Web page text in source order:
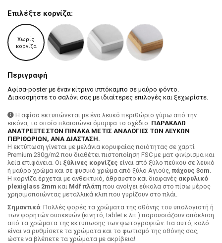
Επιλέξτε κορνίζα:
Χωρίς
κορνίζα
Περιγραφή
Αφίσα-poster με έναν κίτρινο ιππόκαμπο σε μαύρο φόντο.
Διακοσμήστε το σαλόνι σας με ιδιαίτερες επιλογές και ξεχωρίστε.
Η αφίσα εκτυπώνεται με ένα λευκό περιθώριο γύρω από την
εικόνα, το οποίο πλαισιώνει όμορφα το σχέδιο. ΠΑΡΑΚΑΛΩ
ΑΝΑΤΡΕΞΤΕ ΣΤΟΝ ΠΙΝΑΚΑ ΜΕ ΤΙΣ ΑΝΑΛΟΓΙΕΣ ΤΩΝ ΛΕΥΚΩΝ
ΠΕΡΙΘΩΡΙΩΝ, ΑΝΑ ΔΙΑΣΤΑΣΗ.
H εκτύπωση γίνεται με μελάνια κορυφαίας ποιότητας σε χαρτί
Premium 230g/m2 που διαθέτει πιστοποίηση FSC με ματ φινίρισμα και
λεία επιφάνεια. Οι ξύλινες κορνίζες είναι από ξύλο πεύκου σε λευκό
ή μαύρο χρώμα και σε φυσικό χρώμα από ξύλο Αγιούς, πάχους 3cm.
Η κορνίζα έρχεται με ανθεκτικό, άθραυστο και διαφανές ακρυλικό
plexiglass 2mm και Mdf πλάτη που ανοίγει εύκολα στο πίσω μέρος
χρησιμοποιώντας μεταλλικά κλιπ που γυρίζουν στο πλάι.
Σημαντικό: Πολλές φορές τα χρώματα της οθόνης του υπολογιστή ή
των φορητών συσκευών (κινητό, tablet κ.λπ.) παρουσιάζουν απόκλιση
από τα χρώματα της εκτύπωσης των φωτογραφιών. Για αυτό, καλό
είναι να ρυθμίσετε τα χρώματα και το φωτισμό της οθόνης σας,
ώστε να βλέπετε τα χρώματα με ακρίβεια!